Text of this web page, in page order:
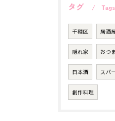
タグ Tags
千種区 居酒
隠れ家 おつ
日本酒 スパ
創作料理